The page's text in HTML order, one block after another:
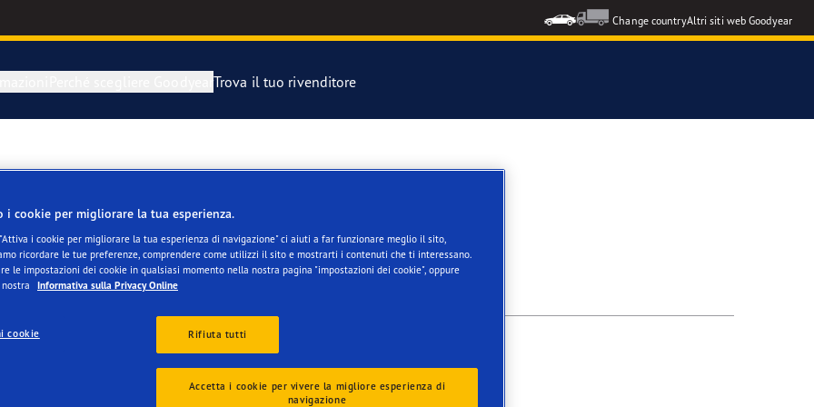
Change countryAltri siti web Goodyear
di Goodyear
di scorta
Perché scegliere Goodyear
RACING
Goodyear Eagle
Trova il tuo rivenditore
i cookie per migliorare la tua esperienza.
i cookie per migliorare la tua esperienza di navigazione" ci aiuti a far funzionare meglio il sito,
ricordare le tue preferenze, comprendere come utilizzi il sito e mostrarti i contenuti che ti interessano.
le impostazioni dei cookie in qualsiasi momento nella nostra pagina "impostazioni dei cookie", oppure
Informativa sulla Privacy Online
cookie Rifiuta tutti
Accetta i cookie per vivere la migliore esperienza di
navigazione